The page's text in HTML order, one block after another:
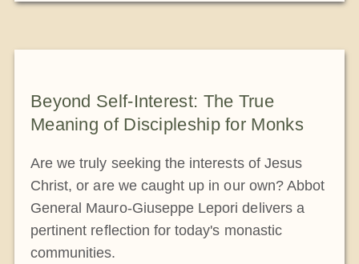
Beyond Self-Interest: The True
Meaning of Discipleship for Monks
Are we truly seeking the interests of Jesus
Christ, or are we caught up in our own? Abbot
General Mauro-Giuseppe Lepori delivers a
pertinent reflection for today's monastic
communities.